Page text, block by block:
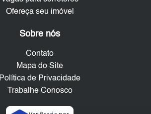
Ofereça seu imóvel
Sobre nós
Contato
Mapa do Site
Política de Privacidade
Trabalhe Conosco